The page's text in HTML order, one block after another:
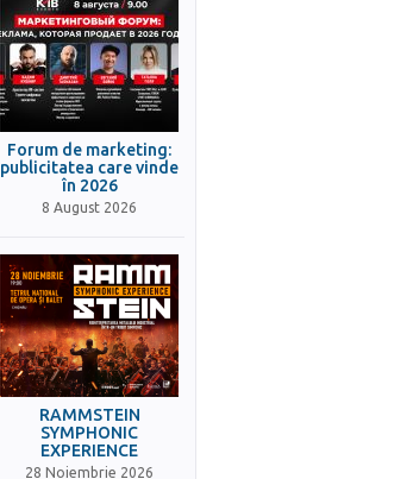
Forum de marketing:
publicitatea care vinde
în 2026
8 August 2026
RAMMSTEIN
SYMPHONIC
EXPERIENCE
28 Noiembrie 2026